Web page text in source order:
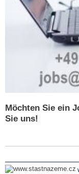
Möchten Sie ein
Sie uns!